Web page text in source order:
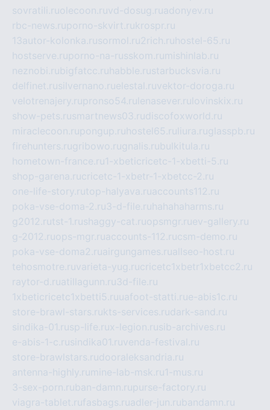
sovratili.ruolecoon.ruvd-dosug.ruadonyev.ru
rbc-news.ruporno-skvirt.rukrospr.ru
13autor-kolonka.rusormol.ru2rich.ru hostel-65.ru
hostserve.ruporno-na-russkom.ru mishinlab.ru
neznobi.rubigfatcc.ru habble.rustarbucksvia.ru
delfinet.rusilvernano.ruelestal.ruvektor-doroga.ru
velotrenajery.rupronso54.ru lenasever.ru lovinskix.ru
show-pets.rusmartnews03.rudiscofoxworld.ru
miraclecoon.rupongup.ru hostel65.ru liura.ruglasspb.ru
firehunters.rugribowo.rugnalis.rubulkitula.ru
hometown-france.ru1-xbeticricetc-1-xbetti-5.ru
shop-garena.rucricetc-1-xbetr-1-xbetcc-2.ru
one-life-story.rutop-halyava.ruaccounts112.ru
poka-vse-doma-2.ru3-d-file.ru hahahaharms.ru
g2012.rutst-1.rushaggy-cat.ruopsmgr.ruev-gallery.ru
g-2012.ruops-mgr.ruaccounts-112.rucsm-demo.ru
poka-vse-doma2.ruairgungames.ruallseo-host.ru
tehosmotre.ruvarieta-yug.rucricetc1xbetr1xbetcc2.ru
raytor-d.ruatillagunn.ru3d-file.ru
1xbeticricetc1xbetti5.ruuafoot-statti.rue-abis1c.ru
store-brawl-stars.rukts-services.rudark-sand.ru
sindika-01.rusp-life.rux-legion.rusib-archives.ru
e-abis-1-c.rusindika01.ruvenda-festival.ru
store-brawlstars.rudooraleksandria.ru
antenna-highly.ru mine-lab-msk.ru1-mus.ru
3-sex-porn.ruban-damn.rupurse-factory.ru
viagra-tablet.rufasbags.ruadler-jun.rubandamn.ru